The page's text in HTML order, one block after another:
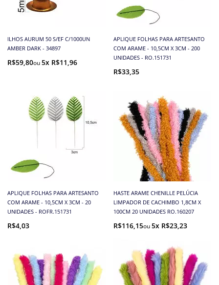
ILHOS AURUM 50 S/EF C/1000UN
AMBER DARK - 34897
R$59,80 5x R$11,96
APLIQUE FOLHAS PARA ARTESANTO
COM ARAME - 10,5CM X 3CM - 200
UNIDADES - RO.151731
R$33,35
APLIQUE FOLHAS PARA ARTESANTO
COM ARAME - 10,5CM X 3CM - 20
UNIDADES - ROFR.151731
R$4,03
HASTE ARAME CHENILLE PELÚCIA
LIMPADOR DE CACHIMBO 1,8CM X
100CM 20 UNIDADES RO.160207
R$116,15 5x R$23,23